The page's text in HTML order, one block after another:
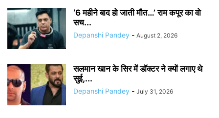
‘6 महीने बाद हो जाती मौत…’ राम कपूर का वो
सच...
Depanshi Pandey - August 2, 2026
सलमान खान के सिर में डॉक्टर ने क्यों लगाए थे
सुई,...
Depanshi Pandey - July 31, 2026